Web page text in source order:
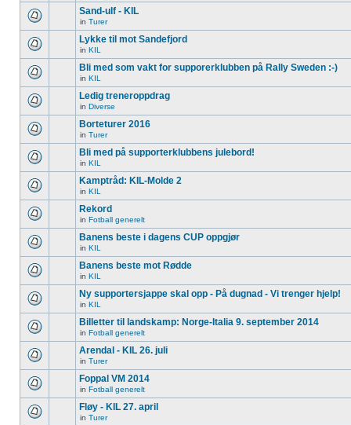
Sand-ulf - KIL
in Turer
Lykke til mot Sandefjord
in KIL
Bli med som vakt for supporerklubben på Rally Sweden :-)
in KIL
Ledig treneroppdrag
in Diverse
Borteturer 2016
in Turer
Bli med på supporterklubbens julebord!
in KIL
Kamptråd: KIL-Molde 2
in KIL
Rekord
in Fotball generelt
Banens beste i dagens CUP oppgjør
in KIL
Banens beste mot Rødde
in KIL
Ny supportersjappe skal opp - På dugnad - Vi trenger hjelp!
in KIL
Billetter til landskamp: Norge-Italia 9. september 2014
in Fotball generelt
Arendal - KIL 26. juli
in Turer
Foppal VM 2014
in Fotball generelt
Fløy - KIL 27. april
in Turer